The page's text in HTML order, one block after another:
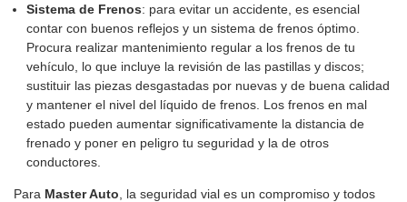
Sistema de Frenos: para evitar un accidente, es esencial
contar con buenos reflejos y un sistema de frenos óptimo.
Procura realizar mantenimiento regular a los frenos de tu
vehículo, lo que incluye la revisión de las pastillas y discos;
sustituir las piezas desgastadas por nuevas y de buena calidad
y mantener el nivel del líquido de frenos. Los frenos en mal
estado pueden aumentar significativamente la distancia de
frenado y poner en peligro tu seguridad y la de otros
conductores.
Para Master Auto , la seguridad vial es un compromiso y todos